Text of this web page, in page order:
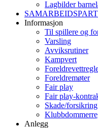
Lagbilder
Informasjon
Til spillere og
Varsling
Avviksrutiner
Kampvert
Foreldremøter
Fair play
Fair play-
Skade/forsikring
Anlegg